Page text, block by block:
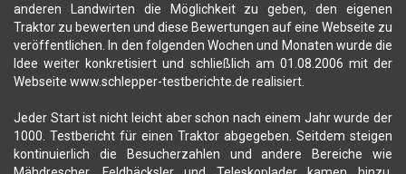
anderen Landwirten die Möglichkeit zu geben, den eigenen
Traktor zu bewerten und diese Bewertungen auf eine Webseite zu
veröffentlichen. In den folgenden Wochen und Monaten wurde die
Idee weiter konkretisiert und schließlich am 01.08.2006 mit der
Webseite www.schlepper-testberichte.de realisiert.
Jeder Start ist nicht leicht aber schon nach einem Jahr wurde der
1000. Testbericht für einen Traktor abgegeben. Seitdem steigen
kontinuierlich die Besucherzahlen und andere Bereiche wie